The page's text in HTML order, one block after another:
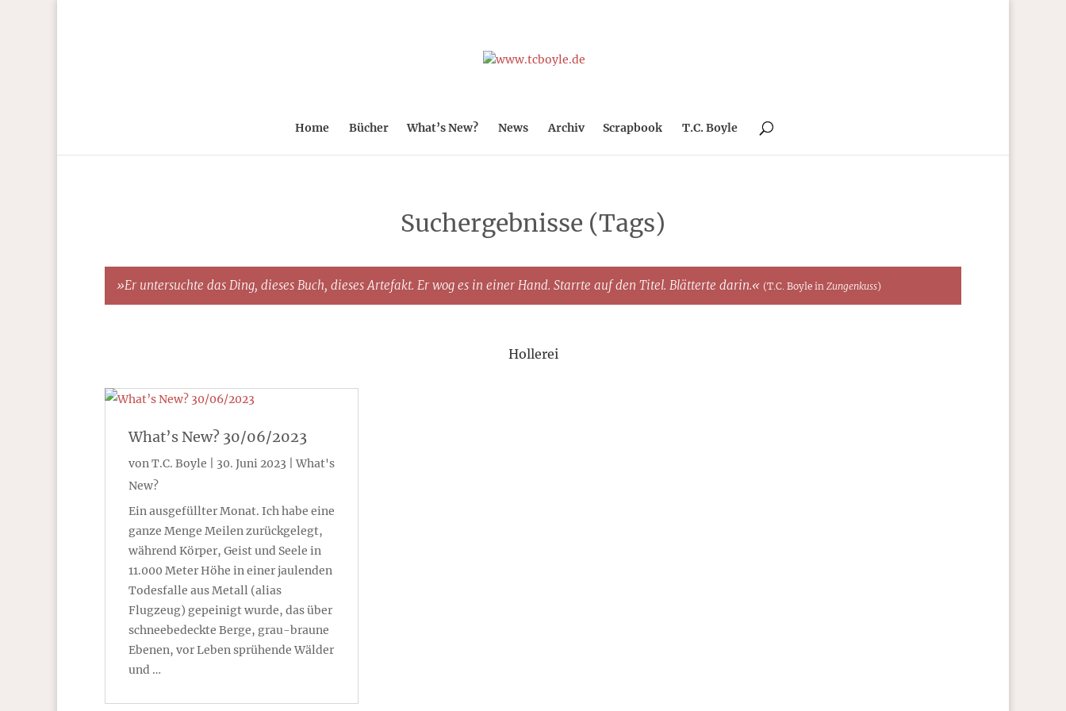
Home Bücher What’s New? News Archiv Scrapbook T.C. Boyle
Suchergebnisse (Tags)
»Er untersuchte das Ding, dieses Buch, dieses Artefakt. Er wog es in einer Hand. Starrte auf den Titel. Blätterte darin.« (T.C. Boyle in Zungenkuss)
Hollerei
What’s New? 30/06/2023
vonT.C. Boyle 30. Juni 2023 |What's
New?
Ein ausgefüllter Monat. Ich habe eine
ganze Menge Meilen zurückgelegt,
während Körper, Geist und Seele in
11.000 Meter Höhe in einer jaulenden
Todesfalle aus Metall (alias
Flugzeug) gepeinigt wurde, das über
schneebedeckte Berge, grau-braune
Ebenen, vor Leben sprühende Wälder
und …